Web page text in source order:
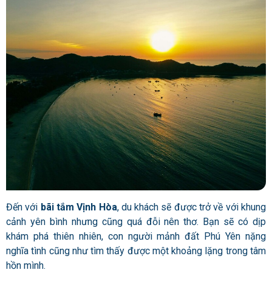
Đến với bãi tắm Vịnh Hòa, du khách sẽ được trở về với khung
cảnh yên bình nhưng cũng quá đỗi nên thơ. Bạn sẽ có dịp
khám phá thiên nhiên, con người mảnh đất Phú Yên nặng
nghĩa tình cũng như tìm thấy được một khoảng lặng trong tâm
hồn mình.